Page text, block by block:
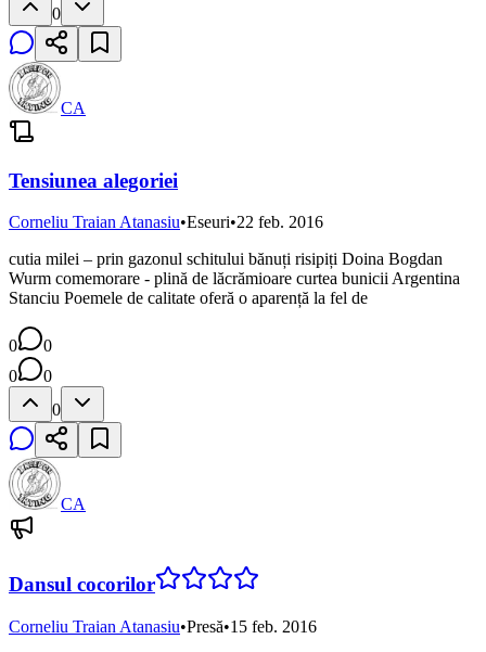
0
CA
Tensiunea alegoriei
Corneliu Traian Atanasiu•Eseuri•22 feb. 2016
cutia milei – prin gazonul schitului bănuți risipiți Doina Bogdan
Wurm comemorare - plină de lăcrămioare curtea bunicii Argentina
Stanciu Poemele de calitate oferă o aparență la fel de
0
0
0
0
0
CA
Dansul cocorilor
Corneliu Traian Atanasiu•Presă•15 feb. 2016